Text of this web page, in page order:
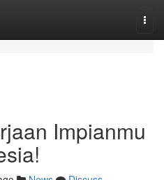
Impianmu